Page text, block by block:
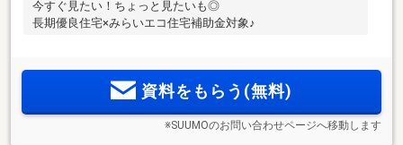
今すぐ見たい！ちょっと見たいも◎
長期優良住宅×みらいエコ住宅補助金対象♪
資料をもらう(無料)
※SUUMOのお問い合わせページへ移動します